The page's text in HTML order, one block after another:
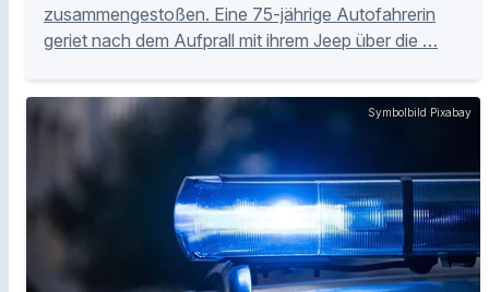
zusammengestoßen. Eine 75-jährige Autofahrerin
geriet nach dem Aufprall mit ihrem Jeep über die …
Symbolbild Pixabay